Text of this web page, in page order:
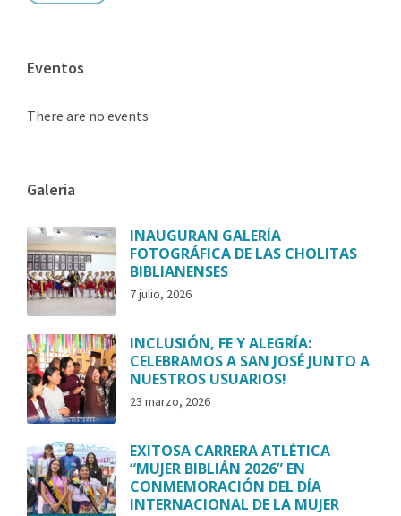
Eventos
There are no events
Galeria
INAUGURAN GALERÍA
FOTOGRÁFICA DE LAS CHOLITAS
BIBLIANENSES
7 julio, 2026
INCLUSIÓN, FE Y ALEGRÍA:
CELEBRAMOS A SAN JOSÉ JUNTO A
NUESTROS USUARIOS!
23 marzo, 2026
EXITOSA CARRERA ATLÉTICA
“MUJER BIBLIÁN 2026” EN
CONMEMORACIÓN DEL DÍA
INTERNACIONAL DE LA MUJER